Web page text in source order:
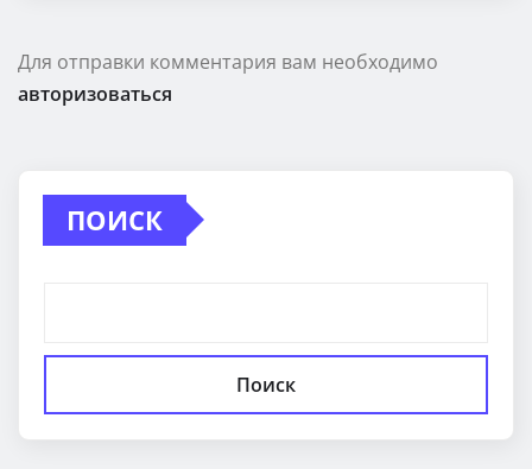
Для отправки комментария вам необходимо
авторизоваться
ПОИСК
Поиск